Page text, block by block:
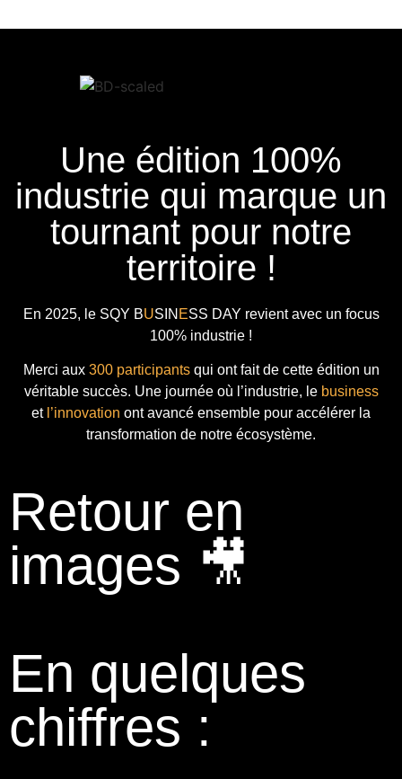
Une édition 100%
industrie qui marque un
tournant pour notre
territoire !
En 2025, le SQY BUSIN ESS DAY revient avec un focus
100% industrie !
Merci aux 300 participantsqui ont fait de cette édition un
véritable succès. Une journée où l’industrie, le business
et l’innovation ont avancé ensemble pour accélérer la
transformation de notre écosystème.
Retour en
images 🎥
En quelques
chiffres :